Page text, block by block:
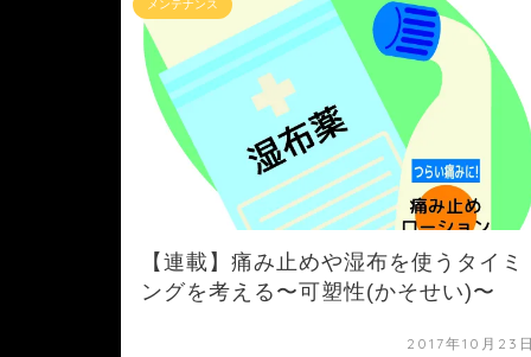
メンテナンス
【連載】痛み止めや湿布を使うタイミ
ングを考える〜可塑性(かそせい)〜
2017年10月23